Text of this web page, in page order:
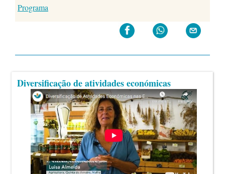
Programa
Diversificação de atividades económicas